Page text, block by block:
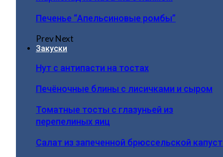
Печенье “Апельсиновые ромбы”
PrevNext
Закуски
Нут с антипасти на тостах
Печёночные блины с лисичками и сыром
Томатные тосты с глазуньей из
перепелиных яиц
Салат из запеченной брюссельской